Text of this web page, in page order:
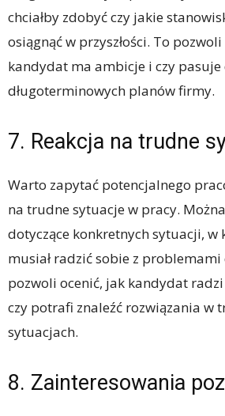
chciałby zdobyć czy jakie
osiągnąć w przyszłości. To
kandydat ma ambicje i czy pasuje
długoterminowych planów firmy.
7. Reakcja na trudne
Warto zapytać potencjalnego
na trudne sytuacje w pracy.
dotyczące konkretnych sytuacji,
musiał radzić sobie z
pozwoli ocenić, jak kandydat
czy potrafi znaleźć rozwiązania w
sytuacjach.
8. Zainteresowania